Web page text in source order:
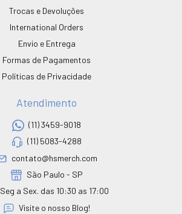
Trocas e Devoluções
International Orders
Envio e Entrega
Formas de Pagamentos
Políticas de Privacidade
Atendimento
(11) 3459-9018
(11) 5083-4288
contato@hsmerch.com
São Paulo - SP
Seg a Sex. das 10:30 as 17:00
Visite o nosso Blog!